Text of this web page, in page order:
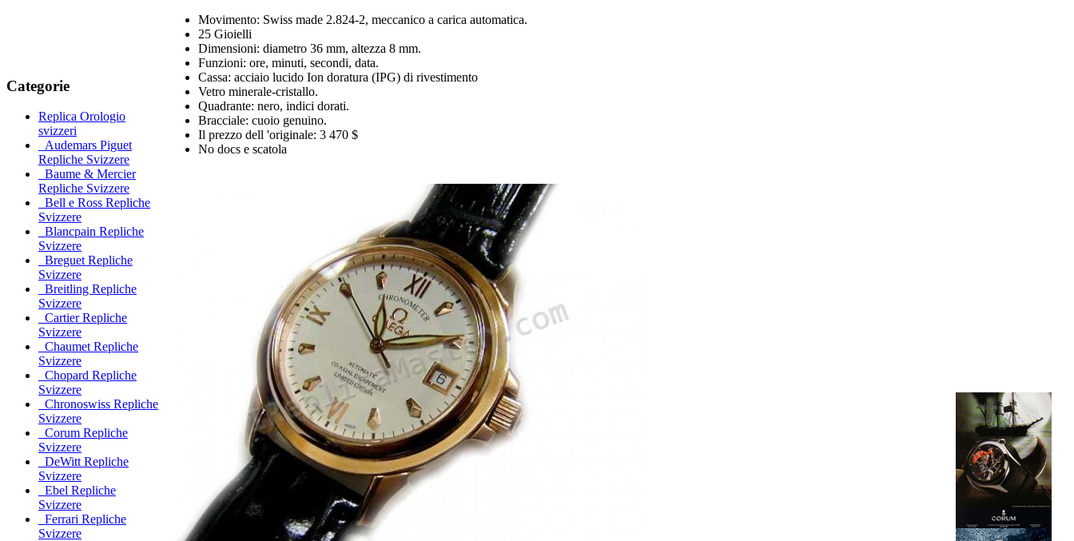
Categorie
Replica Orologio
svizzeri
Audemars Piguet
Repliche Svizzere
Baume & Mercier
Repliche Svizzere
Bell e Ross Repliche
Svizzere
Blancpain Repliche
Svizzere
Breguet Repliche
Svizzere
Breitling Repliche
Svizzere
Cartier Repliche
Svizzere
Chaumet Repliche
Svizzere
Chopard Repliche
Svizzere
Chronoswiss Repliche
Svizzere
Corum Repliche
Svizzere
DeWitt Repliche
Svizzere
Ebel Repliche
Svizzere
Ferrari Repliche
Svizzere
Movimento: Swiss made 2.824-2, meccanico a carica automatica.
25 Gioielli
Dimensioni: diametro 36 mm, altezza 8 mm.
Funzioni: ore, minuti, secondi, data.
Cassa: acciaio lucido Ion doratura (IPG) di rivestimento
Vetro minerale-cristallo.
Quadrante: nero, indici dorati.
Bracciale: cuoio genuino.
Il prezzo dell 'originale: 3 470 $
No docs e scatola